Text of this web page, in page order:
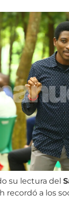
su lectura del
recordó a los